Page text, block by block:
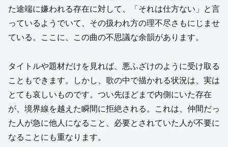
た途端に嫌われる存在に対して、「それは仕方ない」と言
っているようでいて、その扱われ方の理不尽さもにじませ
ている。ここに、この曲の不思議な余韻があります。
タイトルや題材だけを見れば、悪ふざけのように受け取る
こともできます。しかし、歌の中で描かれる状況は、実は
とても哀しいものです。つい先ほどまで内側にいた存在
が、境界線を越えた瞬間に拒絶される。これは、仲間だっ
た人が急に他人になること、必要とされていた人が不要に
なることにも重なります。